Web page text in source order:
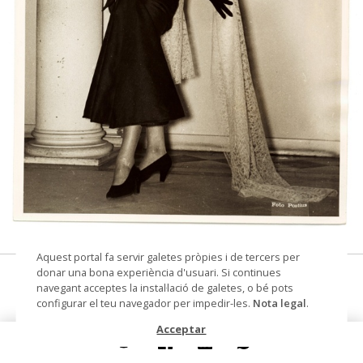
© Santa Eulalia – Tots els drets reservats
Colecciones de alta costura
Fotografia
Aquest portal fa servir galetes pròpies i de tercers per
donar una bona experiència d'usuari. Si continues
navegant acceptes la instal·lació de galetes, o bé pots
configurar el teu navegador per impedir-les. Nota legal.
Acceptar